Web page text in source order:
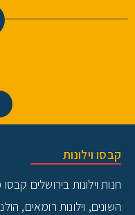
קבסו וילונות
חנות וילונות בירושלים קבסו
השונים, וילונות רומאים,